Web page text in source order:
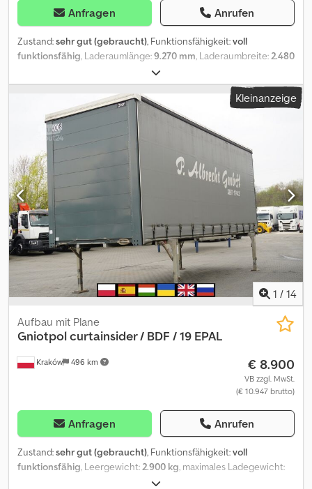
Anfragen Anrufen
Zustand:sehr gut (gebraucht), Funktionsfähigkeit:voll
funktionsfähig, Laderaumlänge:9.270 mm, Laderaumbreite:2.480
, Baujahr:
Schiebeplanenaufbau Marmont / 23 EPAL Baujahr 2020
Rahmenabstand: 86 cm Länge: 927 cm Breite: 248 cm Cedpszmv
Nfofx Aavjha Höhe: 280 cm Kapazität: 23 EPAL Paletten Der
technische und optische Zustand ist sehr gut.
Kleinanzeige
1 / 14
Kraków 496 km
Aufbau mit Plane
Gniotpolcurtainsider / BDF / 19 EPAL
€ 8.900
VB zzgl. MwSt.
(€ 10.947 brutto)
Anfragen Anrufen
Zustand:sehr gut (gebraucht), Funktionsfähigkeit:voll
funktionsfähig, Leergewicht:2.900 kg, maximales Ladegewicht:
16.000 kg